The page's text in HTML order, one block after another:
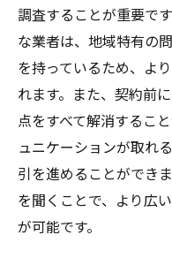
調査することが重要で
な業者は、地域特有の
を持っているため、よ
れます。また、契約前
点をすべて解消するこ
ュニケーションが取れ
引を進めることができ
を聞くことで、より広
が可能です。